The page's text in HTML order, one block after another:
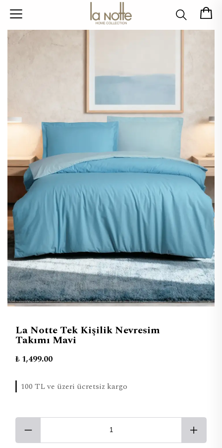
La Notte Tek Kişilik Nevresim
Takımı Mavi
₺ 1,499.00
100 TL ve üzeri ücretsiz kargo